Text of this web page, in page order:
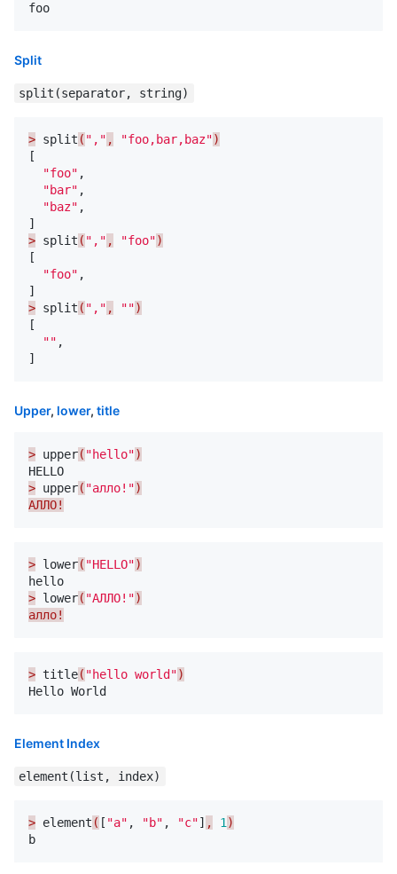
foo
Split
split(separator, string)
> split ( "," , "foo,bar,baz")
[
"foo" ,
"bar" ,
"baz" ,
]
> split ( "," , "foo")
[
"foo" ,
]
> split ( "," , "")
[
"" ,
]
Upper, lower, title
> upper( "hello")
HELLO
> upper( "алло!")
АЛЛО!
> lower( "HELLO")
hello
> lower( "АЛЛО!")
алло!
> title( "hello world")
Hello World
Element Index
element(list, index)
> element ( [ "a" , "b" , "c"] , 1 )
b